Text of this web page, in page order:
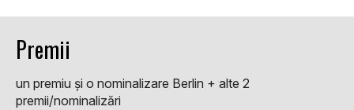
Premii
un premiu şi o nominalizare Berlin + alte 2
premii/nominalizări